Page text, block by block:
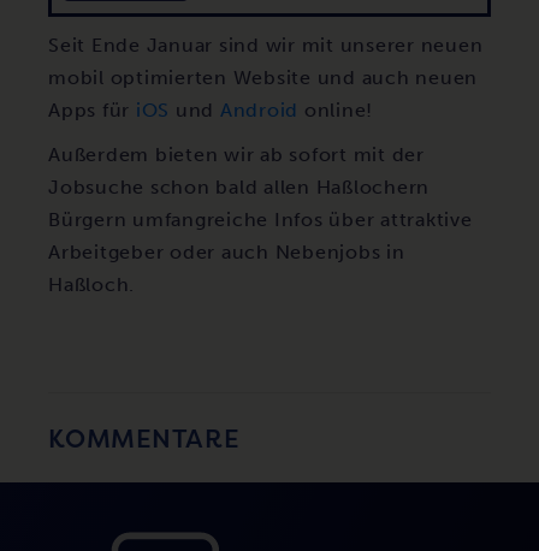
Seit Ende Januar sind wir mit unserer neuen
mobil optimierten Website und auch neuen
Apps für iOS und Android online!
Außerdem bieten wir ab sofort mit der
Jobsuche schon bald allen Haßlochern
Bürgern umfangreiche Infos über attraktive
Arbeitgeber oder auch Nebenjobs in
Haßloch.
KOMMENTARE